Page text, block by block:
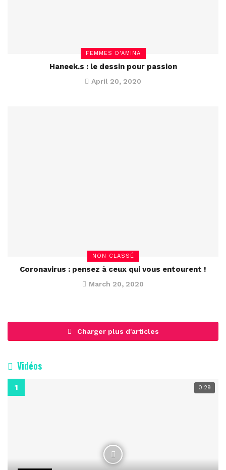
FEMMES D'AMINA
Haneek.s : le dessin pour passion
April 20, 2020
NON CLASSÉ
Coronavirus : pensez à ceux qui vous entourent !
March 20, 2020
Charger plus d'articles
Vidéos
0:29